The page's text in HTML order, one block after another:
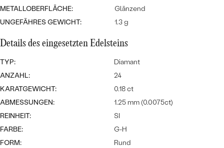
ANSEHEN
METALLOBERFLÄCHE:
Glänzend
UNGEFÄHRES GEWICHT:
1.3 g
Details des eingesetzten Edelsteins
TYP:
Diamant
ANZAHL:
24
KARATGEWICHT:
0.18 ct
ABMESSUNGEN:
1.25 mm (0.0075ct)
REINHEIT:
SI
FARBE:
G-H
FORM:
Rund